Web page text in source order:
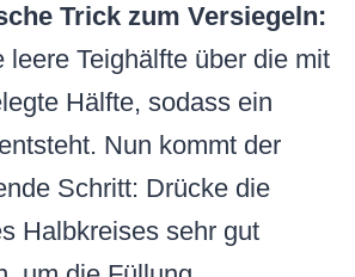
Trick zum Versiegeln:
leere Teighälfte über die mit
Hälfte, sodass ein
Nun kommt der
Schritt: Drücke die
Halbkreises sehr gut